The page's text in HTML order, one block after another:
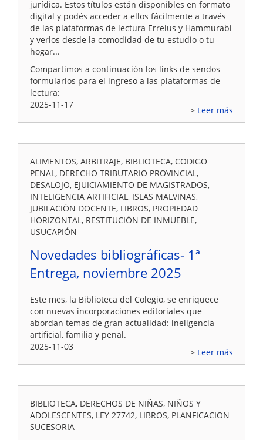
jurídica. Estos títulos están disponibles en formato
digital y podés acceder a ellos fácilmente a través
de las plataformas de lectura Erreius y Hammurabi
y verlos desde la comodidad de tu estudio o tu
hogar...
Compartimos a continuación los links de sendos
formularios para el ingreso a las plataformas de
lectura:
2025-11-17
Leer más
ALIMENTOS, ARBITRAJE, BIBLIOTECA, CODIGO
PENAL, DERECHO TRIBUTARIO PROVINCIAL,
DESALOJO, EJUICIAMIENTO DE MAGISTRADOS,
INTELIGENCIA ARTIFICIAL, ISLAS MALVINAS,
JUBILACIÓN DOCENTE, LIBROS, PROPIEDAD
HORIZONTAL, RESTITUCIÓN DE INMUEBLE,
USUCAPIÓN
Novedades bibliográficas- 1ª
Entrega, noviembre 2025
Este mes, la Biblioteca del Colegio, se enriquece
con nuevas incorporaciones editoriales que
abordan temas de gran actualidad: ineligencia
artificial, familia y penal.
2025-11-03
Leer más
BIBLIOTECA, DERECHOS DE NIÑAS, NIÑOS Y
ADOLESCENTES, LEY 27742, LIBROS, PLANFICACION
SUCESORIA